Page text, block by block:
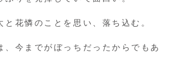
と花憐のことを思い、落ち込む。
、今までがぼっちだったからでもあ